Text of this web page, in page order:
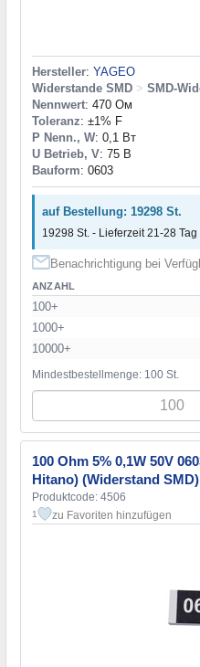
Hersteller: YAGEO
Widerstande SMD > SMD-
Nennwert: 470 Ом
Toleranz: ±1% F
P Nenn., W: 0,1 Вт
U Betrieb, V: 75 В
Bauform: 0603
auf Bestellung: 19298 St.
19298 St. - Lieferzeit 21-28 Tag
Benachrichtigung bei
ANZAHL
100+
1000+
10000+
Mindestbestellmenge: 100 St.
100 Ohm 5% 0,1W 50V
Hitano) (Widerstand SMD)
Produktcode: 4506
1 zu Favoriten hinzufügen